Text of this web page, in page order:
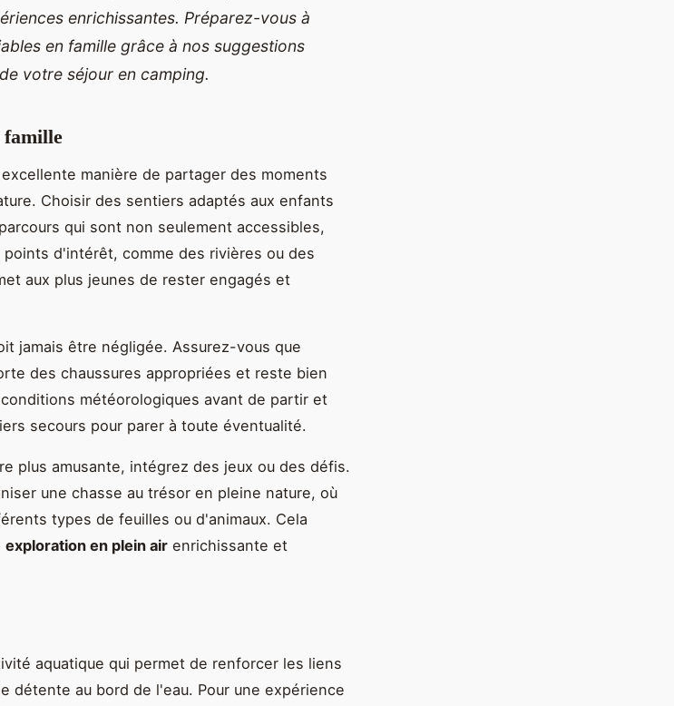
enrichissantes. Préparez-vous à
en famille grâce à nos suggestions
votre séjour en camping.
famille
manière de partager des moments
Choisir des sentiers adaptés aux enfants
qui sont non seulement accessibles,
d'intérêt, comme des rivières ou des
aux plus jeunes de rester engagés et
jamais être négligée. Assurez-vous que
des chaussures appropriées et reste bien
météorologiques avant de partir et
secours pour parer à toute éventualité.
plus amusante, intégrez des jeux ou des défis.
une chasse au trésor en pleine nature, où
types de feuilles ou d'animaux. Cela
exploration en plein air enrichissante et
aquatique qui permet de renforcer les liens
détente au bord de l'eau. Pour une expérience